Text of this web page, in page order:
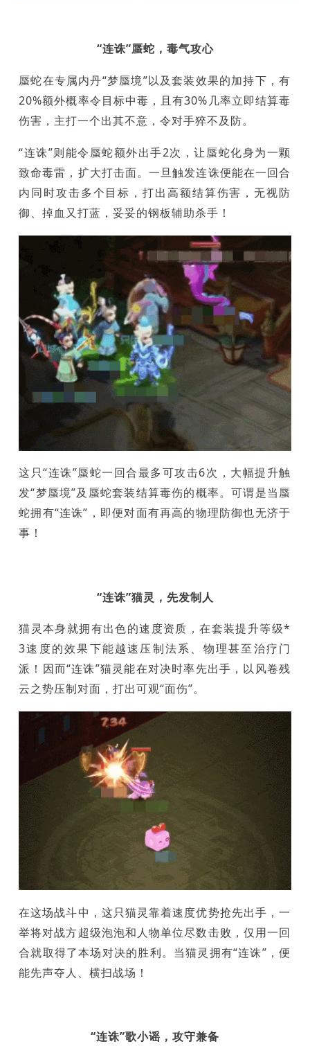
“连诛”蜃蛇，毒气攻心
蜃蛇在专属内丹“梦蜃境”以及套装效果的加持下，有
20%额外概率令目标中毒，且有30%几率立即结算毒
伤害，主打一个出其不意，令对手猝不及防。
“连诛”则能令蜃蛇额外出手2次，让蜃蛇化身为一颗
致命毒雷，扩大打击面。一旦触发连诛便能在一回合
内同时攻击多个目标，打出高额结算伤害，无视防
御、掉血又打蓝，妥妥的钢板辅助杀手！
这只“连诛”蜃蛇一回合最多可攻击6次，大幅提升触
发“梦蜃境”及蜃蛇套装结算毒伤的概率。可谓是当蜃
蛇拥有“连诛”，即便对面有再高的物理防御也无济于
事！
“连诛”猫灵，先发制人
猫灵本身就拥有出色的速度资质，在套装提升等级*
3速度的效果下能越速压制法系、物理甚至治疗门
派！因而“连诛”猫灵能在对决时率先出手，以风卷残
云之势压制对面，打出可观“面伤”。
在这场战斗中，这只猫灵靠着速度优势抢先出手，一
举将对战方超级泡泡和人物单位尽数击败，仅用一回
合就取得了本场对决的胜利。当猫灵拥有“连诛”，便
能先声夺人、横扫战场！
“连诛”歌小谣，攻守兼备